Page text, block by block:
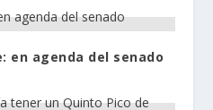
en agenda del senado